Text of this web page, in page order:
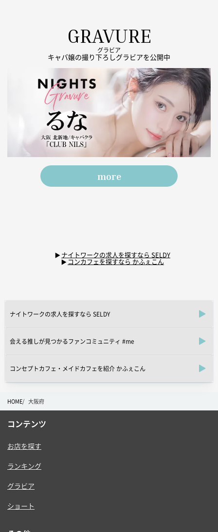
GRAVURE
グラビア
キャバ嬢の撮り下ろしグラビアを公開中
more
ナイトワークの求人を探すなら SELDY
コンカフェを探すなら かふぇこん
ナイトワークの求人を探すなら SELDY
会える推しが見つかるファンコミュニティ #me
コンセプトカフェ・メイドカフェを紹介 かふぇこん
HOME 大阪府
コンテンツ
お店を探す
ランキング
グラビア
ショート